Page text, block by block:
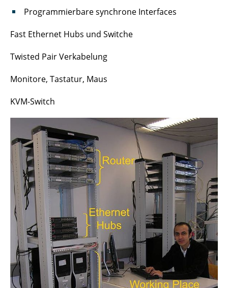
Programmierbare synchrone Interfaces
Fast Ethernet Hubs und Switche
Twisted Pair Verkabelung
Monitore, Tastatur, Maus
KVM-Switch